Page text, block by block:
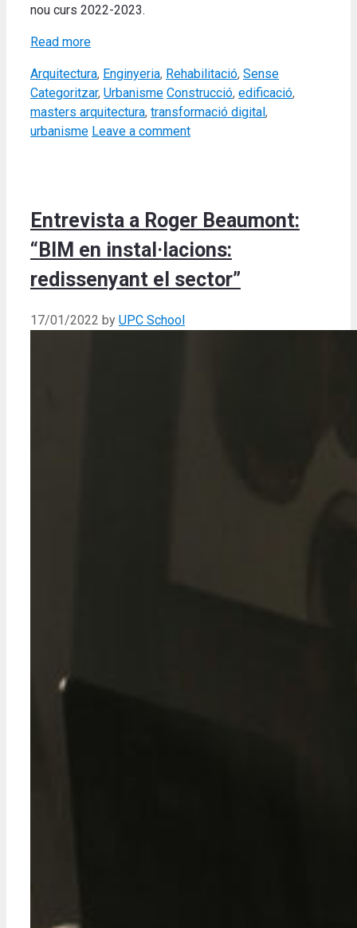
nou curs 2022-2023.
Read more
Categories
Arquitectura, Enginyeria, Rehabilitació, Sense
Categoritzar, Urbanisme Tags
Construcció, edificació,
masters arquitectura, transformació digital ,
urbanisme Leave a comment
Entrevista a Roger Beaumont:
“BIM en instal·lacions:
redissenyant el sector”
17/01/2022 by UPC School